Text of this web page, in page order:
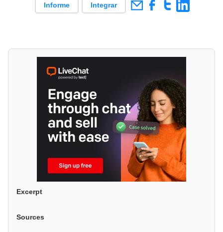
Informe Integrar
Excerpt
Sources